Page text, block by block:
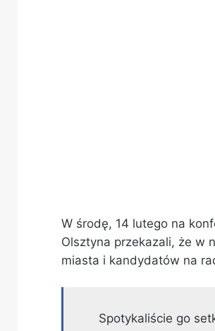
W środę, 14 lutego na
Olsztyna przekazali, że w
miasta i kandydatów na
Spotykaliście go